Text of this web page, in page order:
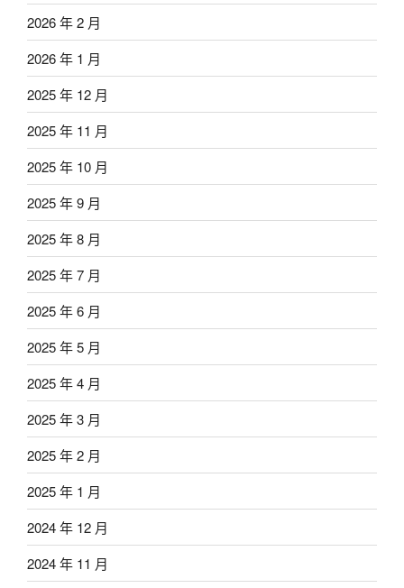
2026 年 2 月
2026 年 1 月
2025 年 12 月
2025 年 11 月
2025 年 10 月
2025 年 9 月
2025 年 8 月
2025 年 7 月
2025 年 6 月
2025 年 5 月
2025 年 4 月
2025 年 3 月
2025 年 2 月
2025 年 1 月
2024 年 12 月
2024 年 11 月